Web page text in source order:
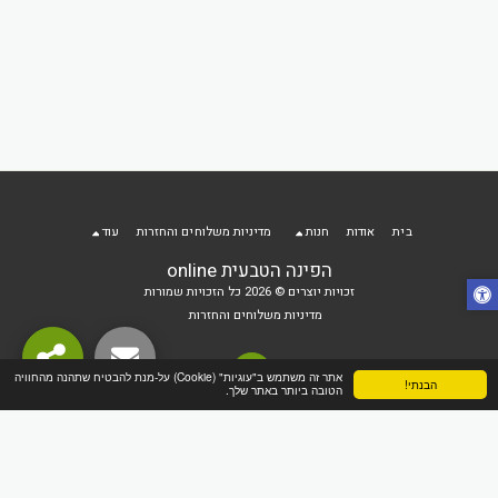
הבנתי!
אתר זה משתמש ב"עוגיות" (Cookie) על-מנת להבטיח שתהנה מהחוויה
הטובה ביותר באתר שלך.
הפינה הטבעית online
זכויות יוצרים © 2026 כל הזכויות שמורות
מדיניות משלוחים והחזרות
בית אודות חנות מדיניות משלוחים והחזרות עוד